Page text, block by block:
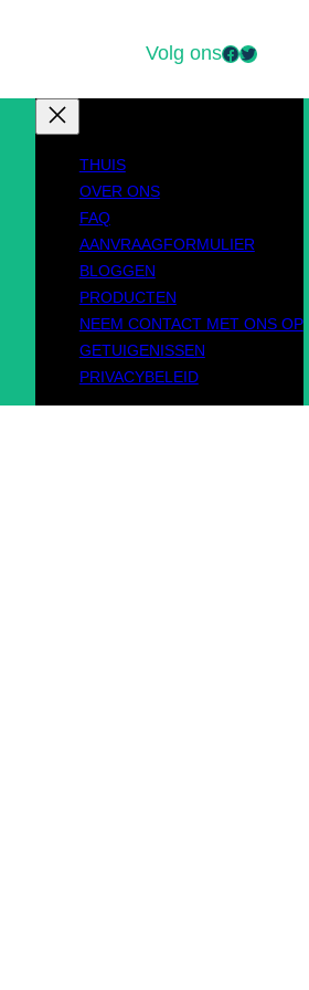
Volg onsFacebook Twitter
THUIS
OVER ONS
FAQ
AANVRAAGFORMULIER
BLOGGEN
PRODUCTEN
NEEM CONTACT MET ONS OP
GETUIGENISSEN
PRIVACYBELEID